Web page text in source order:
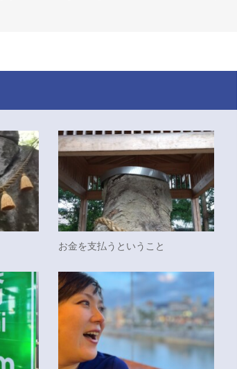
お金を支払うということ